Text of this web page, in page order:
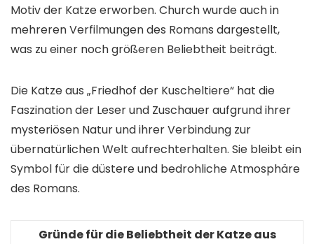
Motiv der Katze erworben. Church wurde auch in
mehreren Verfilmungen des Romans dargestellt,
was zu einer noch größeren Beliebtheit beiträgt.
Die Katze aus „Friedhof der Kuscheltiere“ hat die
Faszination der Leser und Zuschauer aufgrund ihrer
mysteriösen Natur und ihrer Verbindung zur
übernatürlichen Welt aufrechterhalten. Sie bleibt ein
Symbol für die düstere und bedrohliche Atmosphäre
des Romans.
Gründe für die Beliebtheit der Katze aus